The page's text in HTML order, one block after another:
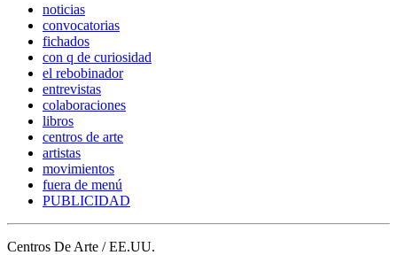
noticias
convocatorias
fichados
con q de curiosidad
el rebobinador
entrevistas
colaboraciones
libros
centros de arte
artistas
movimientos
fuera de menú
PUBLICIDAD
Centros De Arte / EE.UU.